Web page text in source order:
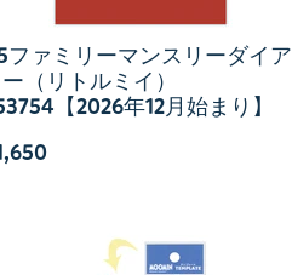
ファミリーマンスリーダイア
ー（リトルミイ）
【2026年12月始まり】